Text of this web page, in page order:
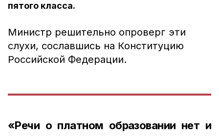
пятого класса.
Министр решительно опроверг эти
слухи, сославшись на Конституцию
Российской Федерации.
«Речи о платном образовании нет и